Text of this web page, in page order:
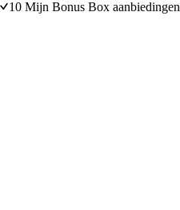
10 Mijn Bonus Box aanbiedingen